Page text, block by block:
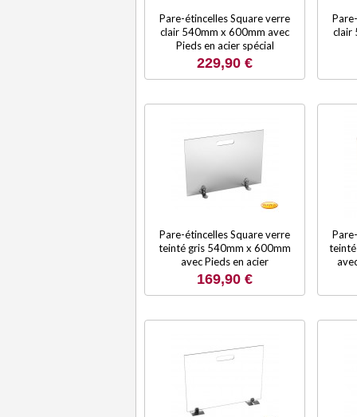
Pare-étincelles Square verre
clair 540mm x 600mm avec
Pieds en acier spécial
229,90 €
clair
Pare-étincelles Square verre
teinté gris 540mm x 600mm
avec Pieds en acier
169,90 €